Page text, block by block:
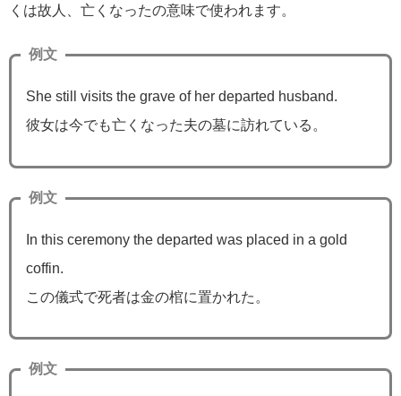
くは故人、亡くなったの意味で使われます。
例文
She still visits the grave of her departed husband.
彼女は今でも亡くなった夫の墓に訪れている。
例文
In this ceremony the departed was placed in a gold
coffin.
この儀式で死者は金の棺に置かれた。
例文